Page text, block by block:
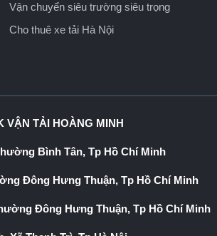
Vận chuyển siêu trường siêu trọng
Cho thuê xe tải Hà Nội
VẬN TẢI HOÀNG MINH
Bình Tân, Tp Hồ Chí Minh
Đông Hưng Thuận, Tp Hồ Chí Minh
Đông Hưng Thuận, Tp Hồ Chí Minh